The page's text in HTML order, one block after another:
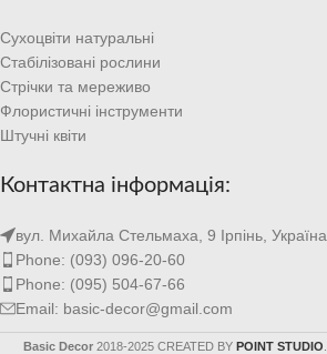
Сухоцвіти натуральні
Стабілізовані рослини
Стрічки та мереживо
Флористичні інструменти
Штучні квіти
Контактна інформація:
вул. Михайла Стельмаха, 9 Ірпінь, Україна
Phone: (093) 096-20-60
Phone: (095) 504-67-66
Email: basic-decor@gmail.com
Basic Decor 2018-2025 CREATED BY POINT STUDIO